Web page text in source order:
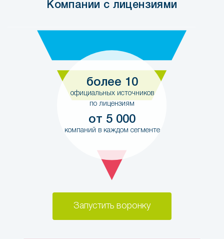
Компании с лицензиями
более 10
официальных источников
по лицензиям
от 5 000
компаний в каждом сегменте
Запустить воронку